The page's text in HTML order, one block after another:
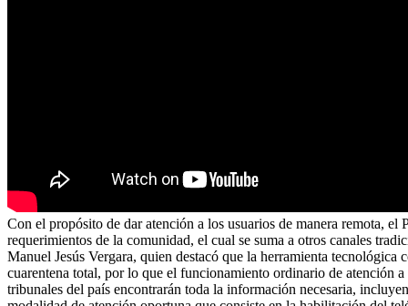
Con el propósito de dar atención a los usuarios de manera remota,
requerimientos de la comunidad, el cual se suma a otros canales
Manuel Jesús Vergara, quien destacó que la herramienta
cuarentena total, por lo que el funcionamiento ordinario de atención
tribunales del país encontrarán toda la información necesaria,